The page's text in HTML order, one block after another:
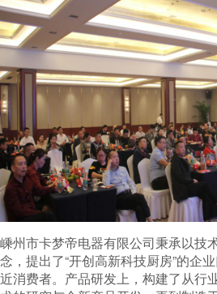
嵊州市卡梦帝电器有限公司秉承以技
念，提出了“开创高新科技厨房”的企
近消费者。产品研发上，构建了从行